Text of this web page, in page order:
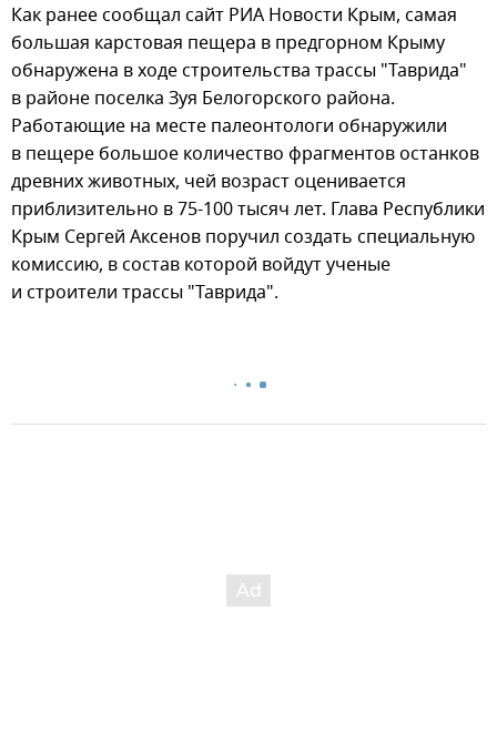
Как ранее сообщал сайт РИА Новости Крым, самая
большая карстовая пещера в предгорном Крыму
обнаружена в ходе строительства трассы "Таврида"
в районе поселка Зуя Белогорского района.
Работающие на месте палеонтологи обнаружили
в пещере большое количество фрагментов останков
древних животных, чей возраст оценивается
приблизительно в 75-100 тысяч лет. Глава Республики
Крым Сергей Аксенов поручил создать специальную
комиссию, в состав которой войдут ученые
и строители трассы "Таврида".